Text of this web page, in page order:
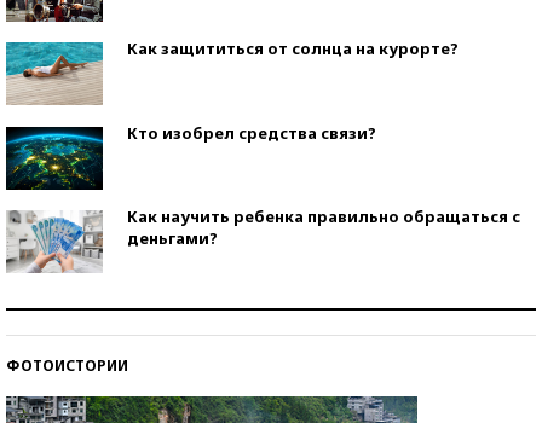
Как защититься от солнца на курорте?
Кто изобрел средства связи?
Как научить ребенка правильно обращаться с
деньгами?
ФОТОИСТОРИИ